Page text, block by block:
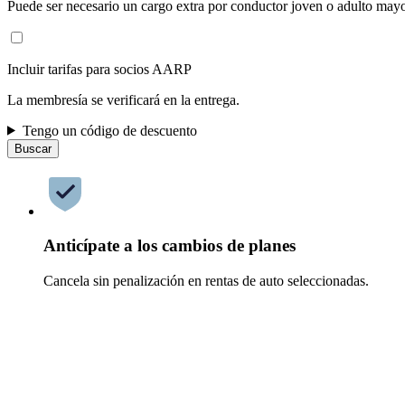
Puede ser necesario un cargo extra por conductor joven o adulto
Incluir tarifas para socios AARP
La membresía se verificará en la entrega.
Tengo un código de descuento
Buscar
Anticípate a los cambios de planes
Cancela sin penalización en rentas de auto seleccionadas.